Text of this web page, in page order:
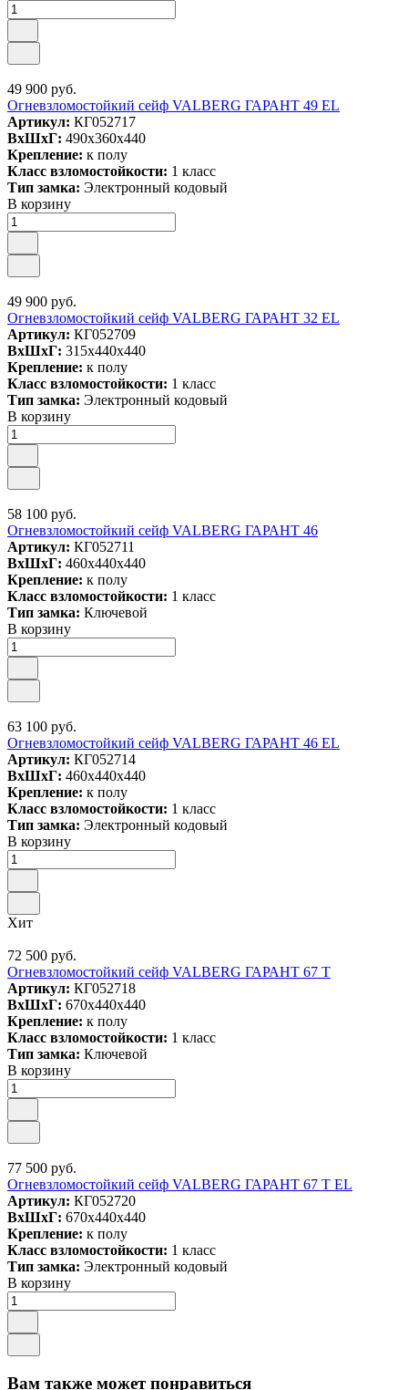
49 900 руб.
Огневзломостойкий сейф VALBERG ГАРАНТ 49 EL
Артикул: КГ052717
ВxШxГ: 490x360x440
Крепление: к полу
Класс взломостойкости: 1 класс
Тип замка: Электронный кодовый
В корзину
49 900 руб.
Огневзломостойкий сейф VALBERG ГАРАНТ 32 EL
Артикул: КГ052709
ВxШxГ: 315x440x440
Крепление: к полу
Класс взломостойкости: 1 класс
Тип замка: Электронный кодовый
В корзину
58 100 руб.
Огневзломостойкий сейф VALBERG ГАРАНТ 46
Артикул: КГ052711
ВxШxГ: 460x440x440
Крепление: к полу
Класс взломостойкости: 1 класс
Тип замка: Ключевой
В корзину
63 100 руб.
Огневзломостойкий сейф VALBERG ГАРАНТ 46 EL
Артикул: КГ052714
ВxШxГ: 460x440x440
Крепление: к полу
Класс взломостойкости: 1 класс
Тип замка: Электронный кодовый
В корзину
Хит
72 500 руб.
Огневзломостойкий сейф VALBERG ГАРАНТ 67 T
Артикул: КГ052718
ВxШxГ: 670x440x440
Крепление: к полу
Класс взломостойкости: 1 класс
Тип замка: Ключевой
В корзину
77 500 руб.
Огневзломостойкий сейф VALBERG ГАРАНТ 67 T EL
Артикул: КГ052720
ВxШxГ: 670x440x440
Крепление: к полу
Класс взломостойкости: 1 класс
Тип замка: Электронный кодовый
В корзину
Вам также может понравиться